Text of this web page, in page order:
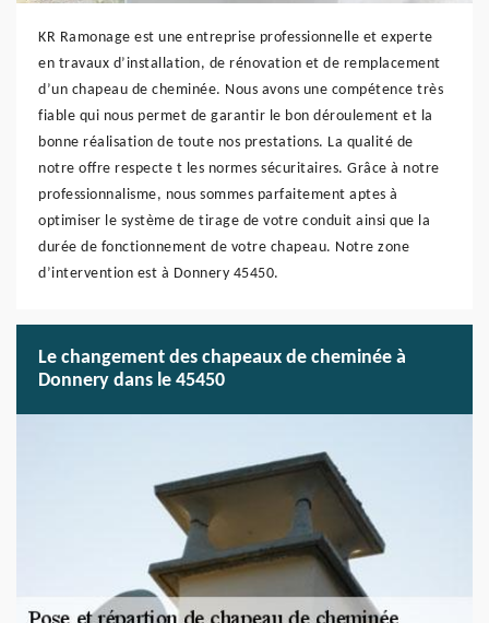
KR Ramonage est une entreprise professionnelle et experte
en travaux d’installation, de rénovation et de remplacement
d’un chapeau de cheminée. Nous avons une compétence très
fiable qui nous permet de garantir le bon déroulement et la
bonne réalisation de toute nos prestations. La qualité de
notre offre respecte t les normes sécuritaires. Grâce à notre
professionnalisme, nous sommes parfaitement aptes à
optimiser le système de tirage de votre conduit ainsi que la
durée de fonctionnement de votre chapeau. Notre zone
d’intervention est à Donnery 45450.
Le changement des chapeaux de cheminée à
Donnery dans le 45450